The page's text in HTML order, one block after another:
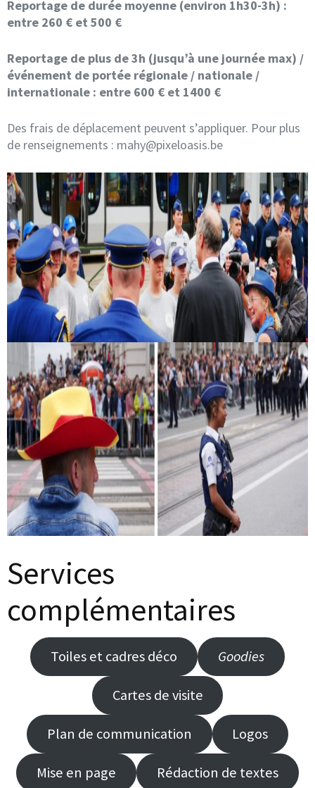
Reportage de durée moyenne (environ 1h30-3h) :
entre 260 € et 500 €
Reportage de plus de 3h (jusqu’à une journée max) /
événement de portée régionale / nationale /
internationale : entre 600 € et 1400 €
Des frais de déplacement peuvent s’appliquer. Pour plus
de renseignements : mahy@pixeloasis.be
Services
complémentaires
Toiles et cadres déco Goodies
Cartes de visite
Plan de communication Logos
Mise en page Rédaction de textes